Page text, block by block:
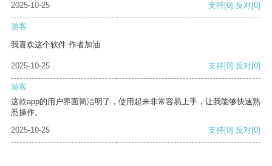
2025-10-25 支持[0] 反对[0]
游客
我喜欢这个软件 作者加油
2025-10-25 支持[0] 反对[0]
游客
这款app的用户界面简洁明了，使用起来非常容易上手，让我能够快速熟
悉操作。
2025-10-25
支持[0] 反对[0]